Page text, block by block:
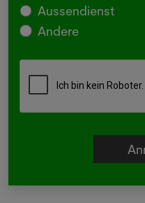
Aussendienst
Andere